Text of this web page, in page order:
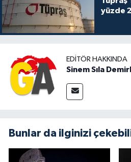
yüzde
EDITÖR HAKKINDA
Sinem Sıla
Bunlar da ilginizi